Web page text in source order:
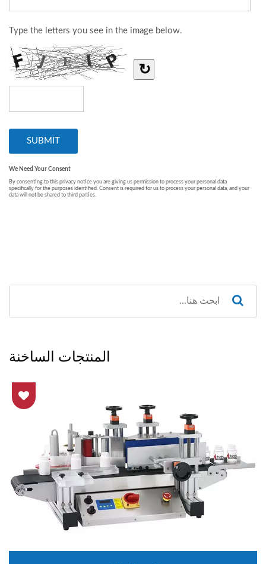
المنتجات الساخنة